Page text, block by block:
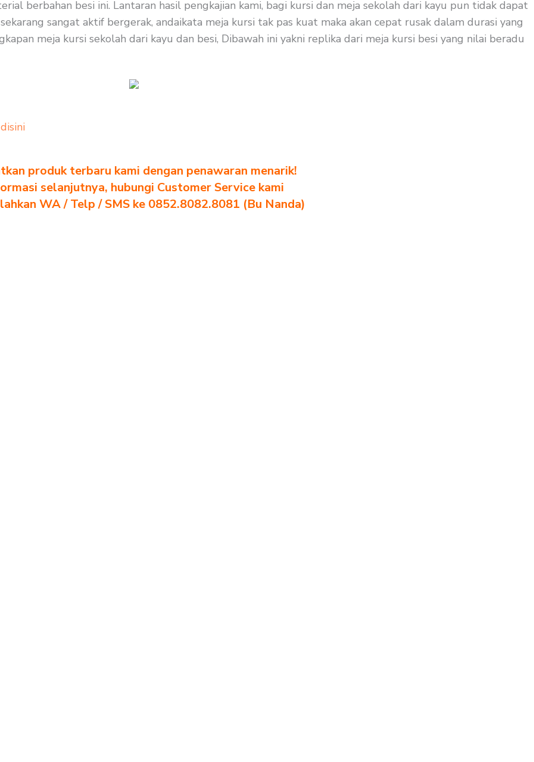
berbahan besi ini. Lantaran hasil pengkajian kami, bagi kursi dan meja sekolah dari kayu pun tidak dapat
sangat aktif bergerak, andaikata meja kursi tak pas kuat maka akan cepat rusak dalam durasi yang
meja kursi sekolah dari kayu dan besi, Dibawah ini yakni replika dari meja kursi besi yang nilai beradu
produk terbaru kami dengan penawaran menarik!
selanjutnya, hubungi Customer Service kami
WA / Telp / SMS ke 0852.8082.8081 (Bu Nanda)